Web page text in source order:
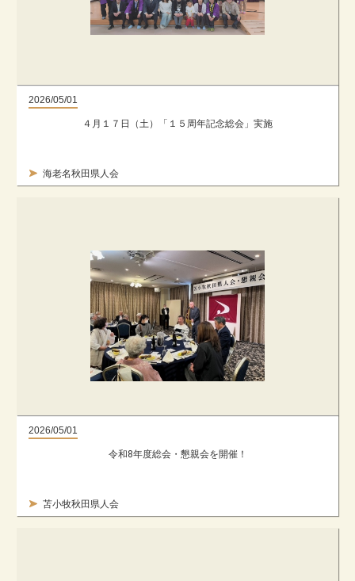
2026/05/01
海老名秋田県人会
４月１７日（土）「１５周年記念総会」実施
2026/05/01
苫小牧秋田県人会
令和8年度総会・懇親会を開催！